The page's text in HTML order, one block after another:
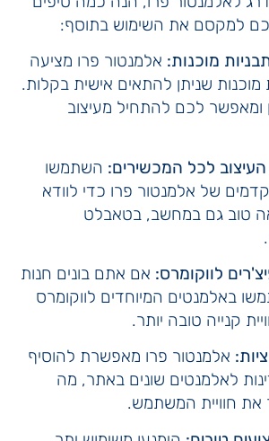
לכם למקסם את השימוש בתוסף:
מוכנות: אלמנטור פרו מציעה
מוכנות שניתן להתאים אישית בקלות.
ומאפשר לכם להתחיל מעיצוב
לכל המכשירים: השתמשו
של אלמנטור פרו כדי לוודא
טוב גם במחשב, בטאבלט
לווקומרס: אם אתם בונים חנות
באלמנטים המיוחדים לווקומרס
קנייה טובה יותר.
אלמנטור פרו מאפשרת להוסיף
לאלמנטים שונים באתר, מה
את חוויית המשתמש.